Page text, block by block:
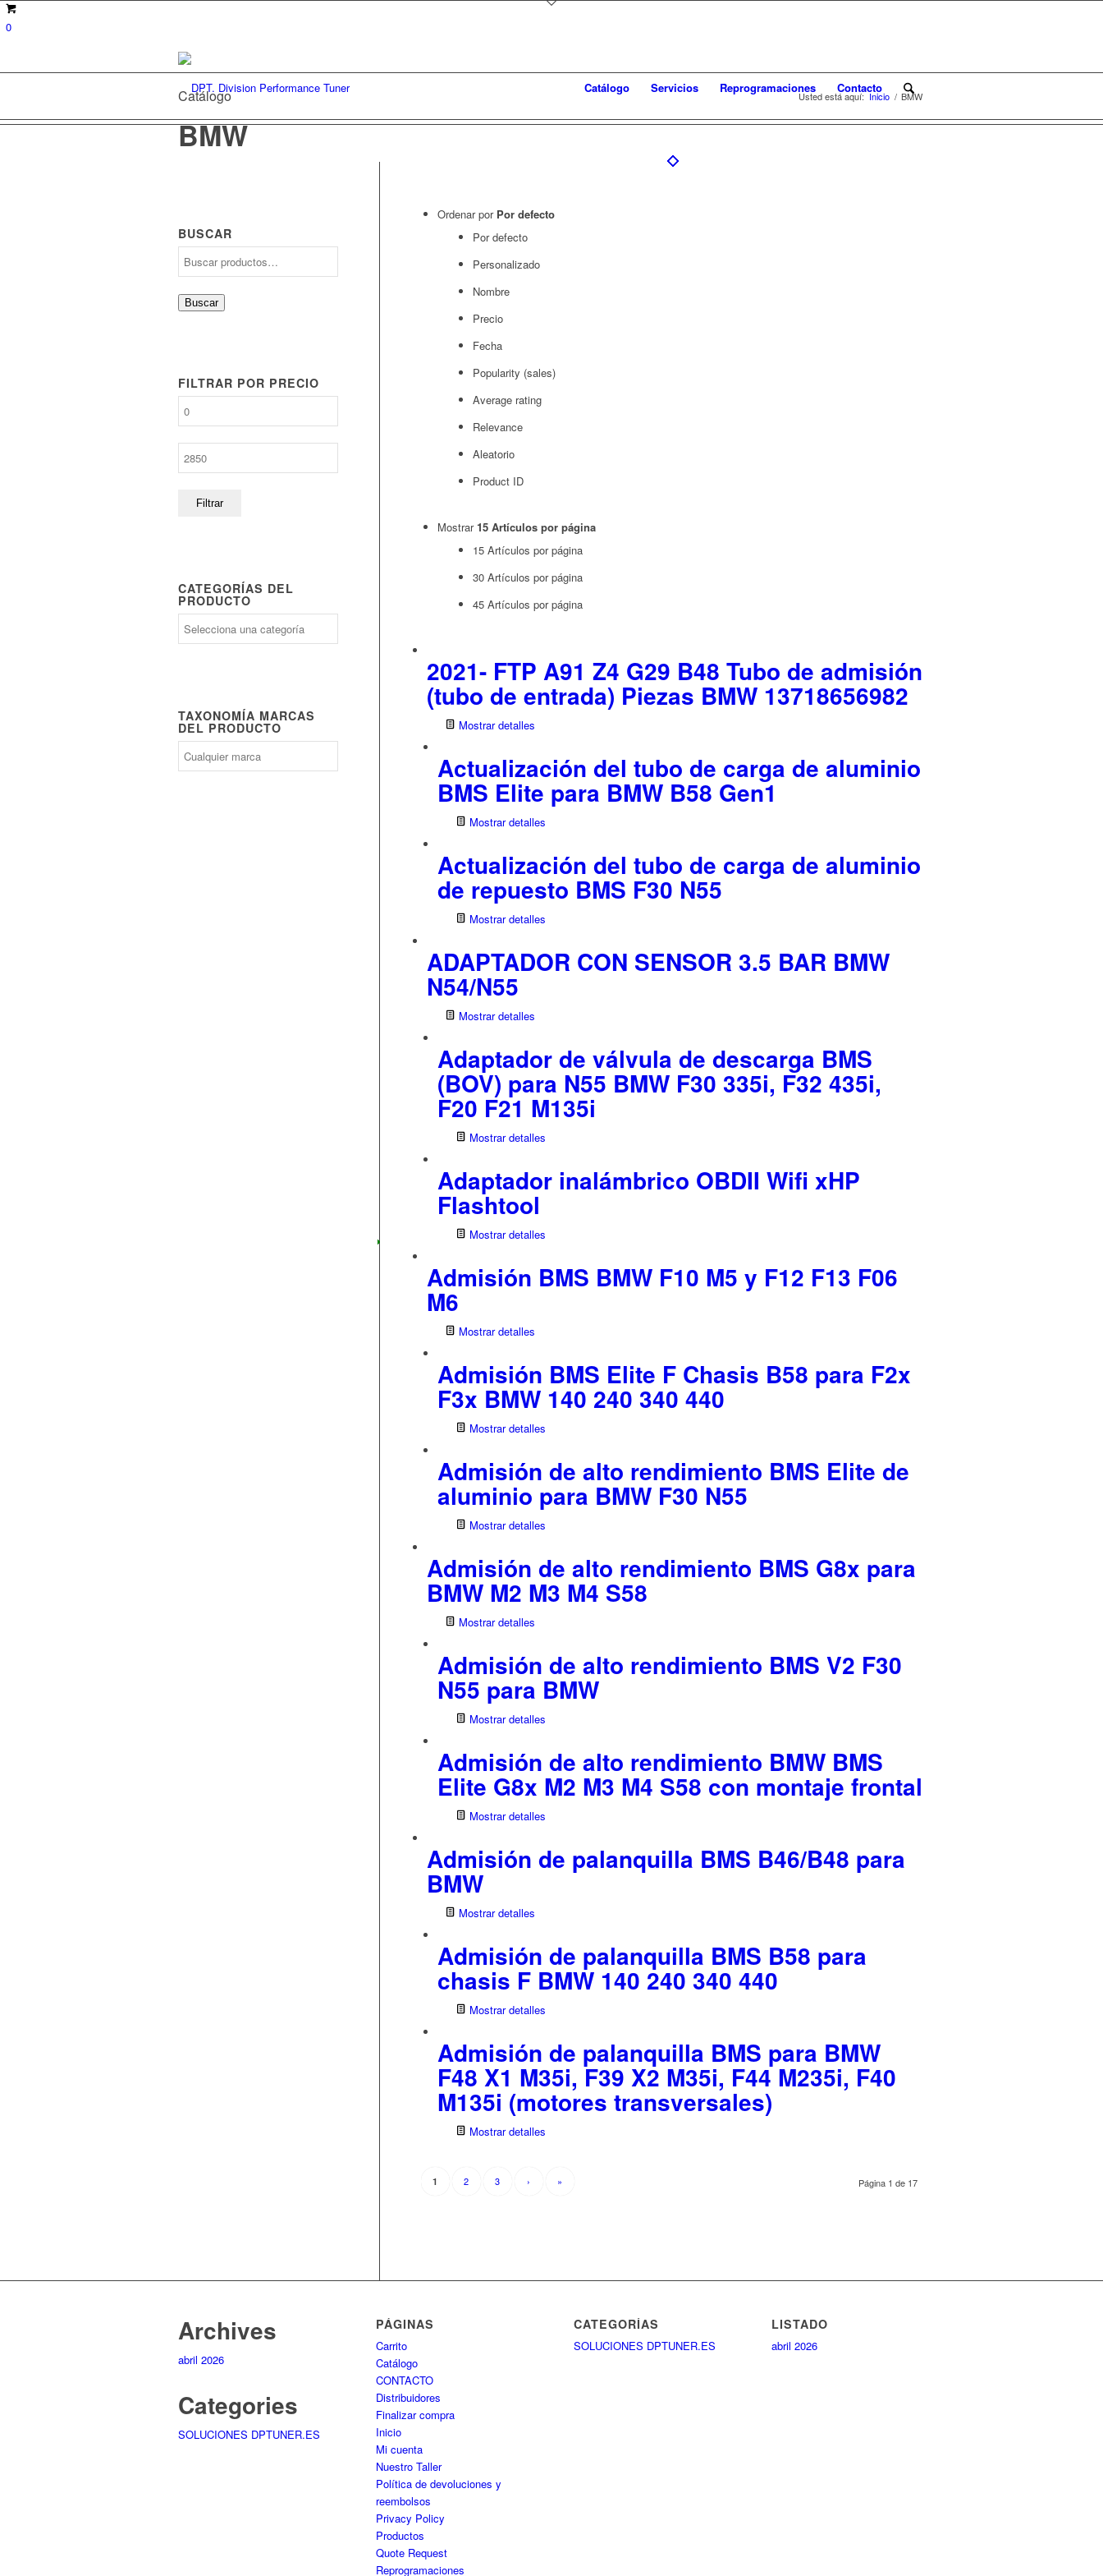
0
Catálogo Servicios Reprogramaciones Contacto
Catálogo Usted está aquí: Inicio / BMW
BMW
Ordenar por Por defecto
Por defecto
Personalizado
Nombre
Precio
Fecha
Popularity (sales)
Average rating
Relevance
Aleatorio
Product ID
Mostrar 15 Artículos por página
15 Artículos por página
30 Artículos por página
45 Artículos por página
2021- FTP A91 Z4 G29 B48 Tubo de admisión
(tubo de entrada) Piezas BMW 13718656982
Mostrar detalles
Actualización del tubo de carga de aluminio
BMS Elite para BMW B58 Gen1
Mostrar detalles
Actualización del tubo de carga de aluminio
de repuesto BMS F30 N55
Mostrar detalles
ADAPTADOR CON SENSOR 3.5 BAR BMW
N54/N55
Mostrar detalles
Adaptador de válvula de descarga BMS
(BOV) para N55 BMW F30 335i, F32 435i,
F20 F21 M135i
Mostrar detalles
Adaptador inalámbrico OBDII Wifi xHP
Flashtool
Mostrar detalles
Admisión BMS BMW F10 M5 y F12 F13 F06
M6
Mostrar detalles
Admisión BMS Elite F Chasis B58 para F2x
F3x BMW 140 240 340 440
Mostrar detalles
Admisión de alto rendimiento BMS Elite de
aluminio para BMW F30 N55
Mostrar detalles
Admisión de alto rendimiento BMS G8x para
BMW M2 M3 M4 S58
Mostrar detalles
Admisión de alto rendimiento BMS V2 F30
N55 para BMW
Mostrar detalles
Admisión de alto rendimiento BMW BMS
Elite G8x M2 M3 M4 S58 con montaje frontal
Mostrar detalles
Admisión de palanquilla BMS B46/B48 para
BMW
Mostrar detalles
Admisión de palanquilla BMS B58 para
chasis F BMW 140 240 340 440
Mostrar detalles
Admisión de palanquilla BMS para BMW
F48 X1 M35i, F39 X2 M35i, F44 M235i, F40
M135i (motores transversales)
Mostrar detalles
Página 1 de 17
1 2 3 › »
BUSCAR
Buscar
FILTRAR POR PRECIO
Filtrar
CATEGORÍAS DEL
PRODUCTO
TAXONOMÍA MARCAS
DEL PRODUCTO
Archives
abril 2026
Categories
SOLUCIONES DPTUNER.ES
PÁGINAS
Carrito
Catálogo
CONTACTO
Distribuidores
Finalizar compra
Inicio
Mi cuenta
Nuestro Taller
Política de devoluciones y
reembolsos
Privacy Policy
Productos
Quote Request
Reprogramaciones
CATEGORÍAS
SOLUCIONES DPTUNER.ES
LISTADO
abril 2026